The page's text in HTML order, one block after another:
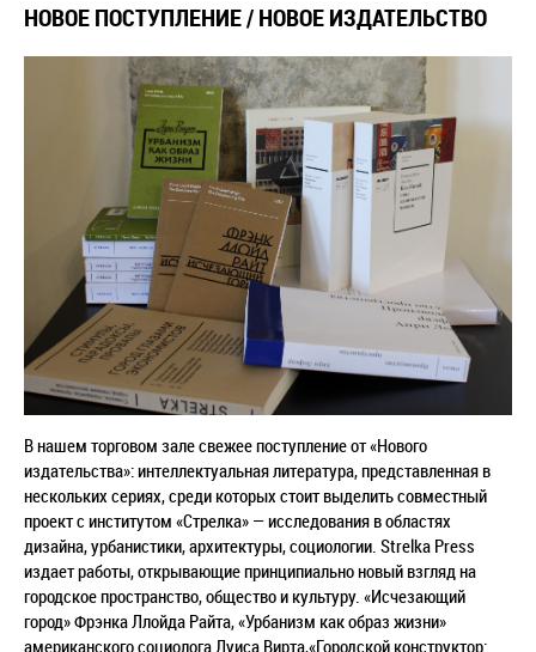
​НОВОЕ ПОСТУПЛЕНИЕ / НОВОЕ ИЗДАТЕЛЬСТВО
В нашем торговом зале свежее поступление от «Нового
издательства»: интеллектуальная литература, представленная в
нескольких сериях, среди которых стоит выделить совместный
проект с институтом «Стрелка» — исследования в областях
дизайна, урбанистики, архитектуры, социологии. Strelka Press
издает работы, открывающие принципиально новый взгляд на
городское пространство, общество и культуру. «Исчезающий
город» Фрэнка Ллойда Райта, «Урбанизм как образ жизни»
американского социолога Луиса Вирта,«Городской конструктор: